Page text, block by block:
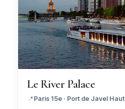
Le River Palace
📍 Paris 15e · Port de Javel Haut